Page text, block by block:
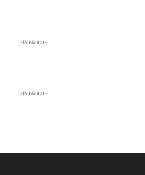
-Publicitat-
-Publicitat-